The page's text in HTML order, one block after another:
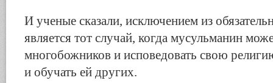
И ученые сказали, исключением из
является тот случай, когда мусульманин
многобожников и исповедовать свою
и обучать ей других.